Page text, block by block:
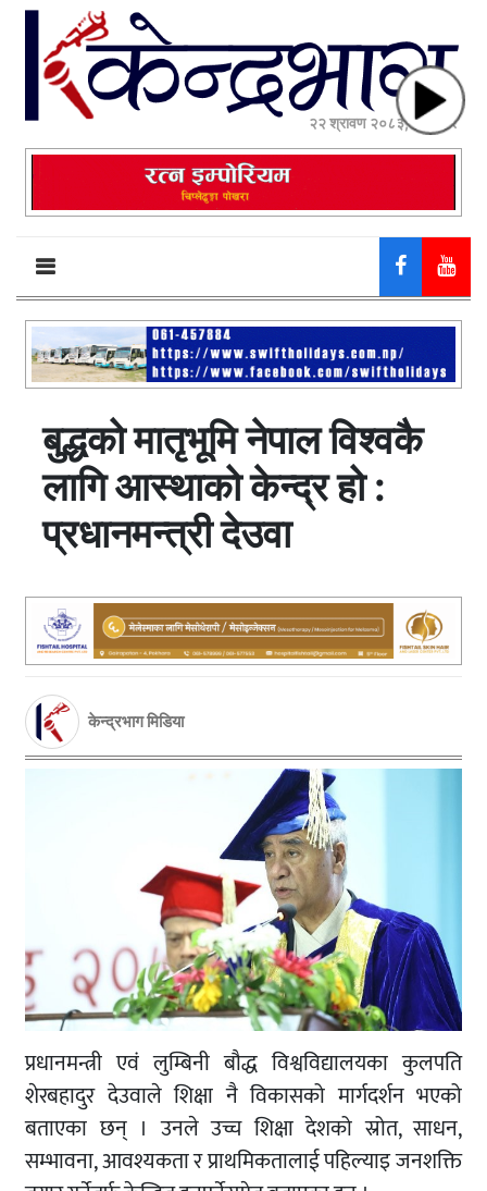
२२ श्रावण २०८३, शुक्रबार
बुद्धको मातृभूमि नेपाल विश्वकै
लागि आस्थाको केन्द्र हो :
प्रधानमन्त्री देउवा
केन्द्रभाग मिडिया
प्रधानमन्त्री एवं लुम्बिनी बौद्ध विश्वविद्यालयका कुलपति
शेरबहादुर देउवाले शिक्षा नै विकासको मार्गदर्शन भएको
बताएका छन् । उनले उच्च शिक्षा देशको स्रोत, साधन,
सम्भावना, आवश्यकता र प्राथमिकतालाई पहिल्याइ जनशक्ति